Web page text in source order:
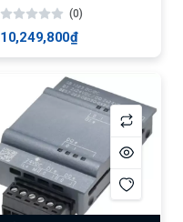
(0)
10,249,800₫